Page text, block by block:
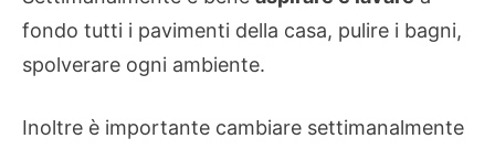
fondo tutti i pavimenti della casa, pulire i bagni,
spolverare ogni ambiente.
Inoltre è importante cambiare settimanalmente